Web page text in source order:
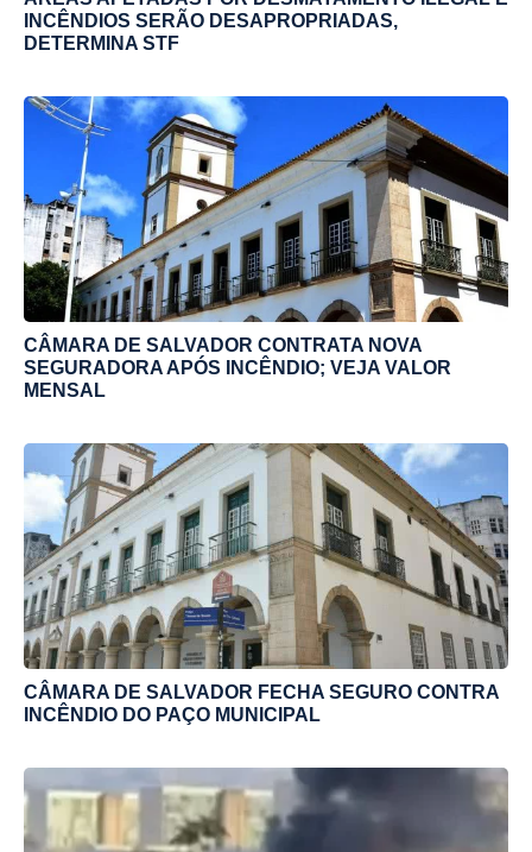
INCÊNDIOS SERÃO DESAPROPRIADAS,
DETERMINA STF
CÂMARA DE SALVADOR CONTRATA NOVA
SEGURADORA APÓS INCÊNDIO; VEJA VALOR
MENSAL
CÂMARA DE SALVADOR FECHA SEGURO CONTRA
INCÊNDIO DO PAÇO MUNICIPAL